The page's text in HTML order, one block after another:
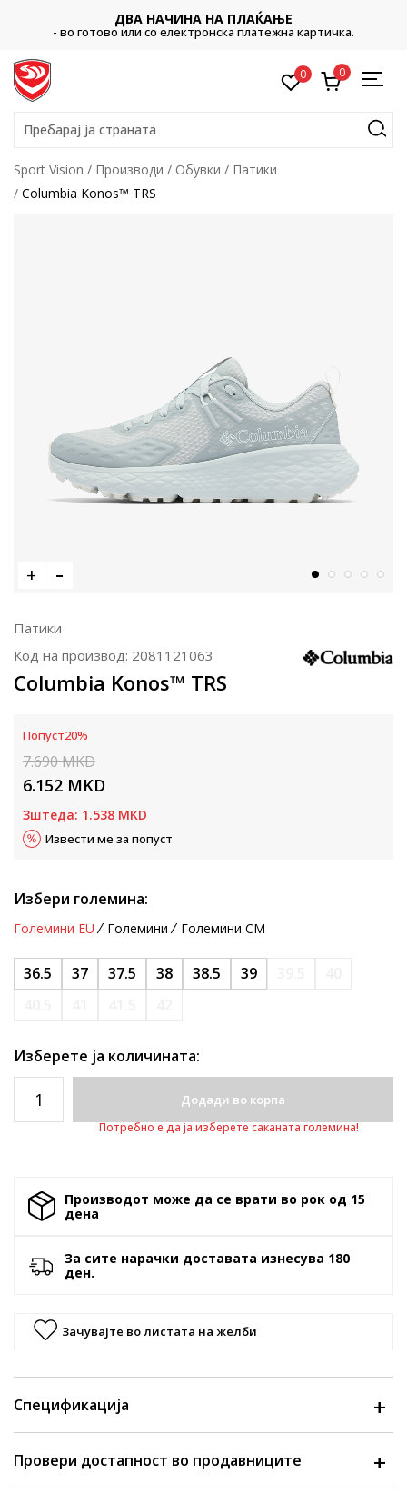
ДВА НАЧИНА НА ПЛАЌАЊЕ
- во готово или со електронска платежна картичка.
0 0
Пребарај ја страната
Sport Vision Производи Обувки
Патики
Columbia Konos™ TRS
Патики
Код на производ: 2081121063
Columbia Konos™ TRS
Попуст20%
7.690MKD
6.152 MKD
Зштеда: 1.538 MKD
Извести ме за попуст
Избери големина:
Големини EU Големини Големини CM
36.5 37 37.5 38 38.5 39
Изберете ја количината:
Додади во корпа
Потребно е да ја изберете саканата големина!
Производот може да се врати во рок од 15
денa
За сите нарачки доставата изнесува 180
ден.
Зачувајте во листата на желби
Спецификација
Провери достапност во продавниците